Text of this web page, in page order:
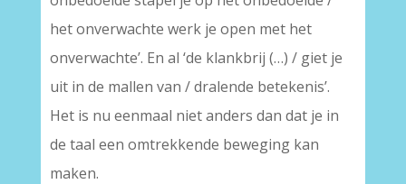
het onverwachte werk je open met het
onverwachte’. En al ‘de klankbrij (…) / giet je
uit in de mallen van / dralende betekenis’.
Het is nu eenmaal niet anders dan dat je in
de taal een omtrekkende beweging kan
maken.